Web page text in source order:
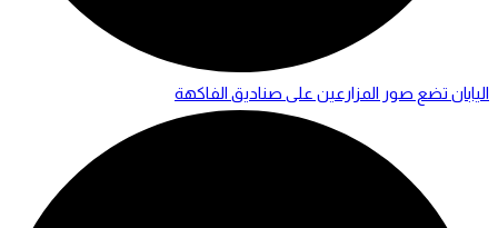
اليابان تضع صور المزارعين على صناديق الفاكهة